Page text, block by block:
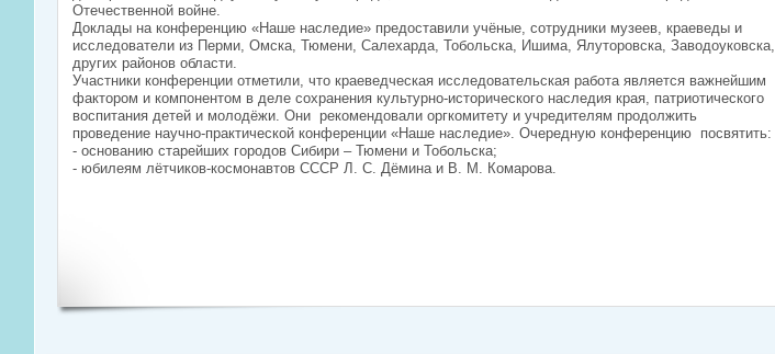
Отечественной войне.
Доклады на конференцию «Наше наследие» предоставили учёные, сотрудники музеев, краеведы и
исследователи из Перми, Омска, Тюмени, Салехарда, Тобольска, Ишима, Ялуторовска, Заводоуковска,
других районов области.
Участники конференции отметили, что краеведческая исследовательская работа является важнейшим
фактором и компонентом в деле сохранения культурно-исторического наследия края, патриотического
воспитания детей и молодёжи. Они рекомендовали оргкомитету и учредителям продолжить
проведение научно-практической конференции «Наше наследие». Очередную конференцию посвятить:
- основанию старейших городов Сибири – Тюмени и Тобольска;
- юбилеям лётчиков-космонавтов СССР Л. С. Дёмина и В. М. Комарова.